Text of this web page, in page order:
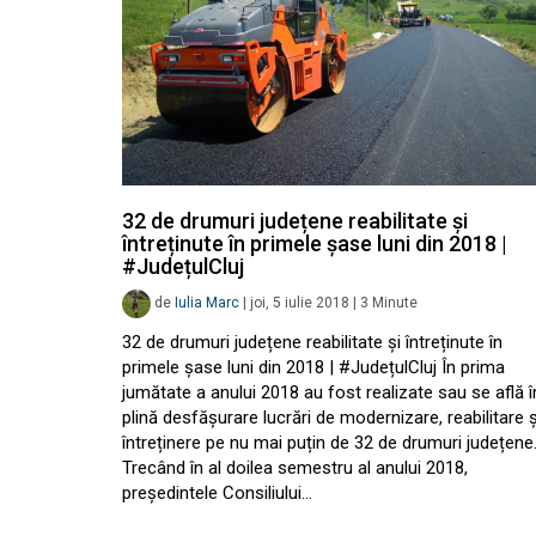
32 de drumuri județene reabilitate și
întreținute în primele șase luni din 2018 |
#JudețulCluj
de Iulia Marc joi, 5 iulie 2018 3 Minute
32 de drumuri județene reabilitate și întreținute în
primele șase luni din 2018 | #JudețulCluj În prima
jumătate a anului 2018 au fost realizate sau se află
plină desfășurare lucrări de modernizare, reabilitare
întreținere pe nu mai puțin de 32 de drumuri județene.
Trecând în al doilea semestru al anului 2018,
președintele Consiliului…